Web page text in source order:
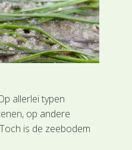
allerlei typen
op andere
is de zeebodem